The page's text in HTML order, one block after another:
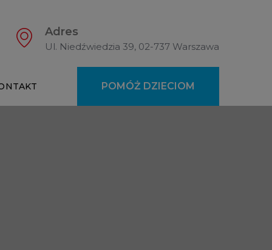
Adres
Ul. Niedźwiedzia 39, 02-737 Warszawa
POMÓŻ DZIECIOM